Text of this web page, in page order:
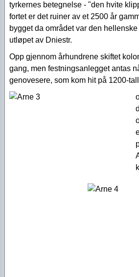
tyrkernes betegnelse - "den hvite
fortet er det ruiner av et 2500 år
bygget da området var den
utløpet av Dniestr.
Opp gjennom århundrene skiftet
gang, men festningsanlegget antas
genovesere, som kom hit på 1200-